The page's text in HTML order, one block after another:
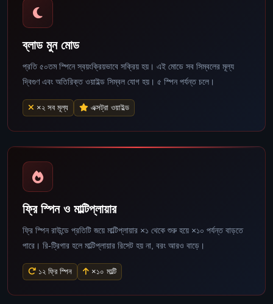
ব্লাড মুন মোড
প্রতি ৫০তম স্পিনে স্বয়ংক্রিয়ভাবে সক্রিয় হয়। এই মোডে সব সিম্বলের মূল্য
দ্বিগুণ এবং অতিরিক্ত ওয়াইল্ড সিম্বল যোগ হয়। ৫ স্পিন পর্যন্ত চলে।
×২ সব মূল্য এক্সট্রা ওয়াইল্ড
ফ্রি স্পিন ও মাল্টিপ্লায়ার
ফ্রি স্পিন রাউন্ডে প্রতিটি জয়ে মাল্টিপ্লায়ার ×১ থেকে শুরু হয়ে ×১০ পর্যন্ত বাড়তে
পারে। রি-ট্রিগার হলে মাল্টিপ্লায়ার রিসেট হয় না, বরং আরও বাড়ে।
১২ ফ্রি স্পিন ×১০ মাল্টি